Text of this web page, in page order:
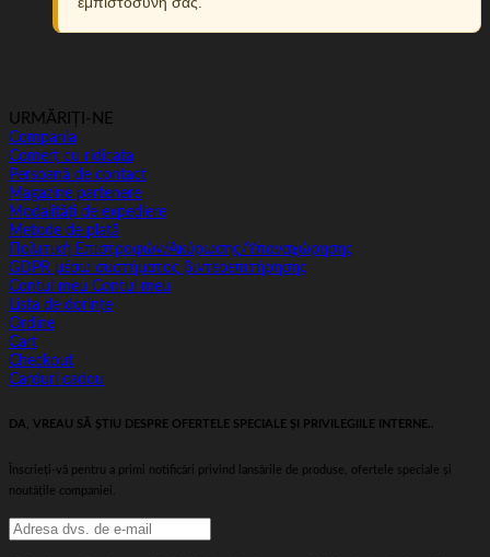
URMĂRIȚI-NE
Compania
Comerț cu ridicata
Persoană de contact
Magazine partenere
Modalități de expediere
Metode de plată
Πολιτική Επιστροφών/Ακύρωσης/Υπαναχώρησης
GDPR μέσω συστήματος βιντεοεπιτήρησης
Contul meu Contul meu
Lista de dorințe
Ordine
Cart
Checkout
Carduri cadou
DA, VREAU SĂ ȘTIU DESPRE OFERTELE SPECIALE ȘI PRIVILEGIILE INTERNE..
Înscrieți-vă pentru a primi notificări privind lansările de produse, ofertele speciale și
noutățile companiei.